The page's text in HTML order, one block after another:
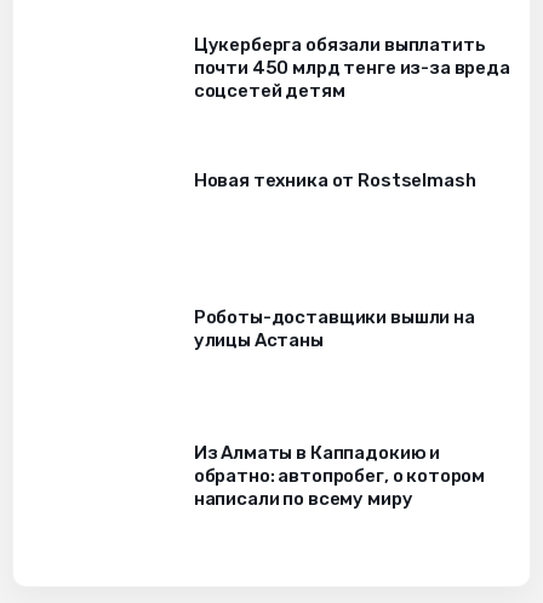
Цукерберга обязали выплатить
почти 450 млрд тенге из-за вреда
соцсетей детям
Новая техника от Rostselmash
Роботы-доставщики вышли на
улицы Астаны
Из Алматы в Каппадокию и
обратно: автопробег, о котором
написали по всему миру